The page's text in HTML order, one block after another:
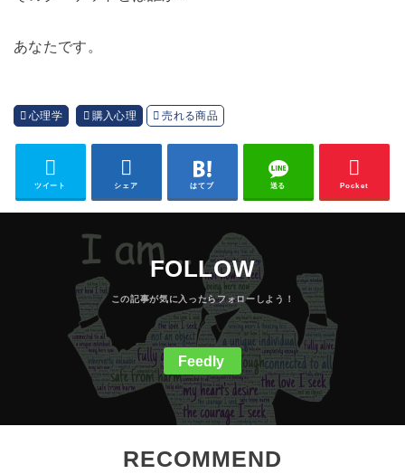
あなたです。
心理学 購入心理 売れる商品
ツイート シェア はてブ 送る Pocket
FOLLOW
Feedly
RECOMMEND